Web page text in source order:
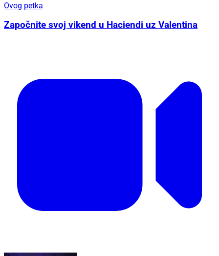
Ovog petka
Započnite svoj vikend u Haciendi uz Valentina